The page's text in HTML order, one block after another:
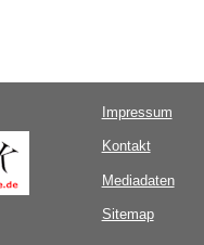
Impressum
Kontakt
Mediadaten
Sitemap